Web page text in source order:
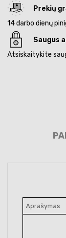
Prekių
14 darbo dienų
Saugus
Atsiskaitykite
Aprašymas